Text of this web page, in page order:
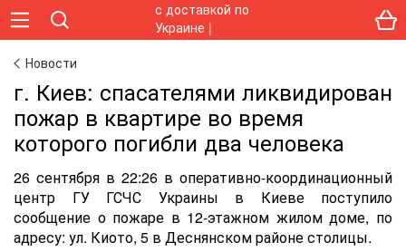
Новости
г. Киев: спасателями ликвидирован
пожар в квартире во время
которого погибли два человека
26 сентября в 22:26 в оперативно-координационный
центр ГУ ГСЧС Украины в Киеве поступило
сообщение о пожаре в 12-этажном жилом доме, по
адресу: ул. Киото, 5 в Деснянском районе столицы.